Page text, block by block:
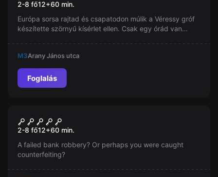
2-8 fő12+60 min.
Európa sorsa rajtad és csapatodon múlik a Véressy gróf
készítette szörnyű kísérlet ellen. Csak egy órád van
M3Arany János utca
Foglalás
Új
Prison Escape Room – The
Secret of Cell 33
2-8 fő12+60 min.
A failed bank robbery? Or perhaps you were caught
counterfeiting?